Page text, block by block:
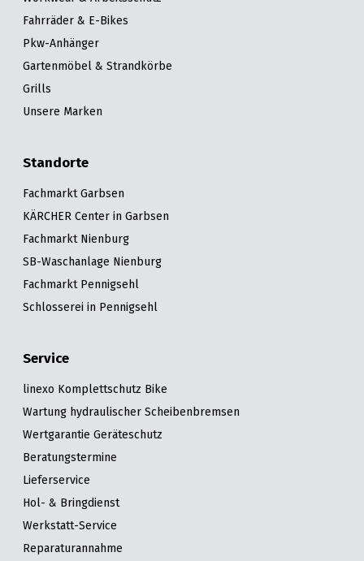
wurde neu konstruiert und verhindert ein Anstoßen
mit dem Ellenbogen.
Fahrräder & E-Bikes
Pkw-Anhänger
Gartenmöbel & Strandkörbe
Grills
Unsere Marken
Standorte
Fachmarkt Garbsen
KÄRCHER Center in Garbsen
Fachmarkt Nienburg
SB-Waschanlage Nienburg
Fachmarkt Pennigsehl
Schlosserei in Pennigsehl
Service
linexo Komplettschutz Bike
Wartung hydraulischer Scheibenbremsen
Wertgarantie Geräteschutz
Beratungstermine
Lieferservice
Hol- & Bringdienst
Werkstatt-Service
Reparaturannahme